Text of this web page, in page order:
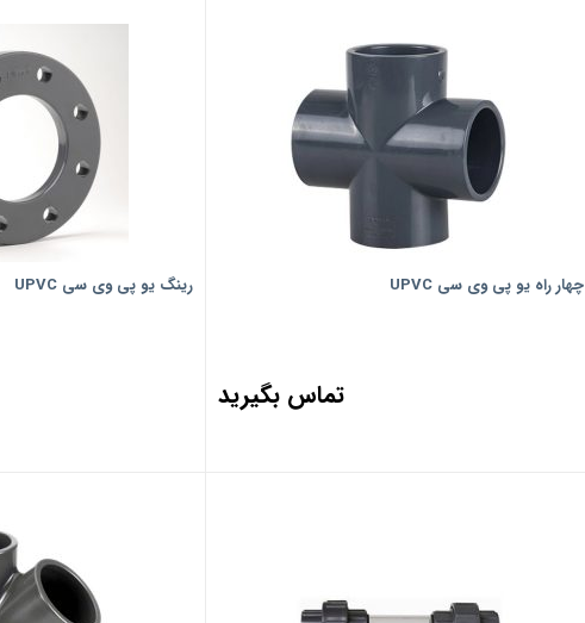
چهار راه یو پی وی سی UPVC
تماس بگیرید
رینگ یو پی وی سی UPVC